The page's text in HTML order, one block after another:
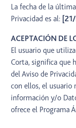
La fecha de la
Privacidad es al:
ACEPTACIÓN DE
El usuario que
Corta, significa que
del Aviso de
con ellos, el usuario
información y/o
ofrece el Programa